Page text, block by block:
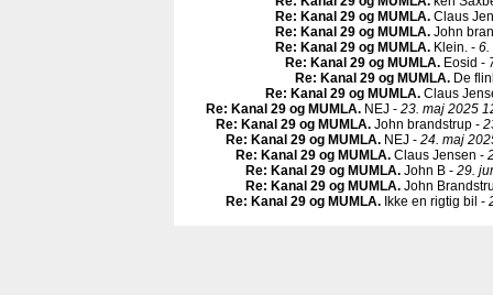
Re: Kanal 29 og MUMLA. Claus
Re: Kanal 29 og MUMLA. John
Re: Kanal 29 og MUMLA. Klein. - 6.
Re: Kanal 29 og MUMLA. Eosid -
Re: Kanal 29 og MUMLA. De
Re: Kanal 29 og MUMLA. Claus
Re: Kanal 29 og MUMLA. NEJ - 23. maj 2025
Re: Kanal 29 og MUMLA. John brandstrup -
Re: Kanal 29 og MUMLA. NEJ - 24. maj
Re: Kanal 29 og MUMLA. Claus Jensen -
Re: Kanal 29 og MUMLA. John B - 29.
Re: Kanal 29 og MUMLA. John
Re: Kanal 29 og MUMLA. Ikke en rigtig bil -